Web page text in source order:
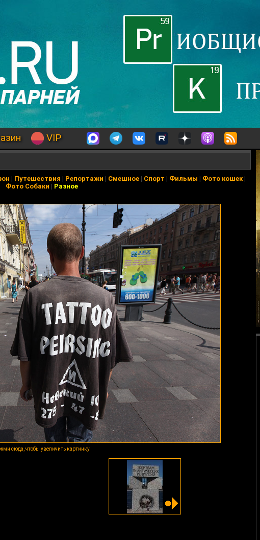
VIP
| Путешествия | Репортажи | Смешное| Спорт | Фильмы | Фото кошек|
Фото Собаки | Разное
сюда, чтобы увеличить картинку